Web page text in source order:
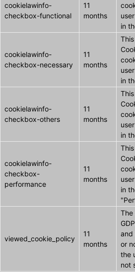
cookielawinfo-
checkbox-functional
11
months
in
cookielawinfo-
checkbox-necessary
11
months
in
cookielawinfo-
checkbox-others
11
months
in
cookielawinfo-
checkbox-
performance
11
months
in
viewed_cookie_policy
11
months
The
and
or
the
not